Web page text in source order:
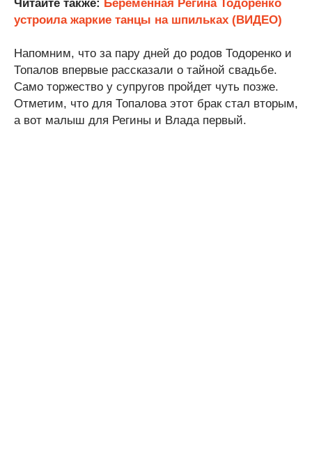
Читайте также: Беременная Регина Тодоренко
устроила жаркие танцы на шпильках (ВИДЕО)
Напомним, что за пару дней до родов Тодоренко и
Топалов впервые рассказали о тайной свадьбе.
Само торжество у супругов пройдет чуть позже.
Отметим, что для Топалова этот брак стал вторым,
а вот малыш для Регины и Влада первый.